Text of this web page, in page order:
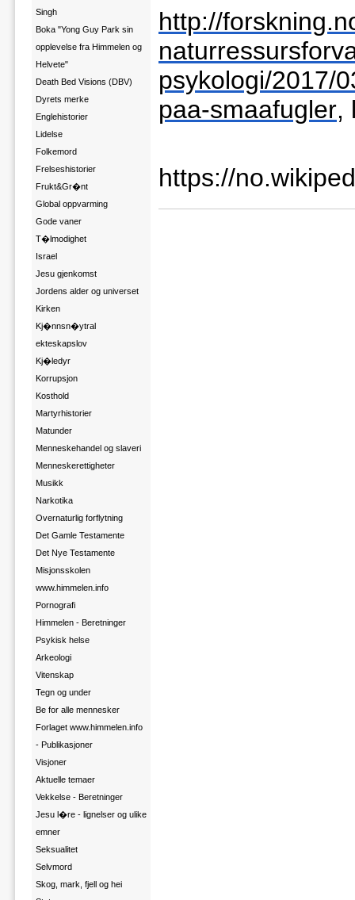
Singh
Boka "Yong Guy Park sin
opplevelse fra Himmelen og
Helvete"
Death Bed Visions (DBV)
Dyrets merke
Englehistorier
Lidelse
Folkemord
Frelseshistorier
Frukt&Gr�nt
Global oppvarming
Gode vaner
T�lmodighet
Israel
Jesu gjenkomst
Jordens alder og universet
Kirken
Kj�nnsn�ytral
ekteskapslov
Kj�ledyr
Korrupsjon
Kosthold
Martyrhistorier
Matunder
Menneskehandel og slaveri
Menneskerettigheter
Musikk
Narkotika
Overnaturlig forflytning
Det Gamle Testamente
Det Nye Testamente
Misjonsskolen
www.himmelen.info
Pornografi
Himmelen - Beretninger
Psykisk helse
Arkeologi
Vitenskap
Tegn og under
Be for alle mennesker
Forlaget www.himmelen.info
- Publikasjoner
Visjoner
Aktuelle temaer
Vekkelse - Beretninger
Jesu l�re - lignelser og ulike
emner
Seksualitet
Selvmord
Skog, mark, fjell og hei
http://
psykologi/2017/
paa-smaafugler,
https://